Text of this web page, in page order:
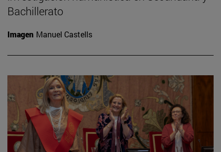
Bachillerato
Imagen Manuel Castells